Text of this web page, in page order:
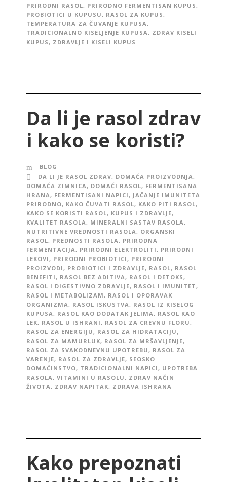
PRIRODNI RASOL, PRIRODNO FERMENTISAN KUPUS ,
PROBIOTICI U KUPUSU , RASOL ZA KUPUS ,
TEMPERATURA ZA ČUVANJE KUPUSA ,
TRADICIONALNO KISELJENJE KUPUSA , ZDRAV KISELI
KUPUS , ZDRAVLJE I KISELI KUPUS
Da li je rasol zdrav
i kako se koristi?
BLOG
DA LI JE RASOL ZDRAV, DOMAĆA PROIZVODNJA ,
DOMAĆA ZIMNICA , DOMAĆI RASOL, FERMENTISANA
HRANA , FERMENTISANI NAPICI , JAČANJE IMUNITETA
PRIRODNO, KAKO ČUVATI RASOL, KAKO PITI RASOL,
KAKO SE KORISTI RASOL, KUPUS I ZDRAVLJE,
KVALITET RASOLA , MINERALNI SASTAV RASOLA ,
NUTRITIVNE VREDNOSTI RASOLA , ORGANSKI
RASOL, PREDNOSTI RASOLA , PRIRODNA
FERMENTACIJA , PRIRODNI ELEKTROLITI , PRIRODNI
LEKOVI , PRIRODNI PROBIOTICI , PRIRODNI
PROIZVODI , PROBIOTICI I ZDRAVLJE, RASOL, RASOL
BENEFITI , RASOL BEZ ADITIVA , RASOL I DETOKS ,
RASOL I DIGESTIVNO ZDRAVLJE, RASOL I IMUNITET ,
RASOL I METABOLIZAM , RASOL I OPORAVAK
ORGANIZMA , RASOL ISKUSTVA , RASOL IZ KISELOG
KUPUSA , RASOL KAO DODATAK JELIMA , RASOL KAO
LEK, RASOL U ISHRANI , RASOL ZA CREVNU FLORU ,
RASOL ZA ENERGIJU , RASOL ZA HIDRATACIJU ,
RASOL ZA MAMURLUK, RASOL ZA MRŠAVLJENJE,
RASOL ZA SVAKODNEVNU UPOTREBU , RASOL ZA
VARENJE, RASOL ZA ZDRAVLJE, SEOSKO
DOMAĆINSTVO, TRADICIONALNI NAPICI , UPOTREBA
RASOLA , VITAMINI U RASOLU , ZDRAV NAČIN
ŽIVOTA , ZDRAV NAPITAK, ZDRAVA ISHRANA
Kako prepoznati